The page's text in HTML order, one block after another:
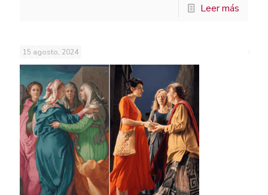
Leer más
15 agosto, 2024